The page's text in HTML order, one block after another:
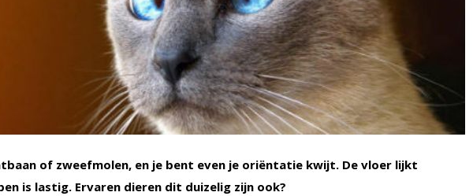
of zweefmolen, en je bent even je oriëntatie kwijt. De vloer lijkt
is lastig. Ervaren dieren dit duizelig zijn ook?